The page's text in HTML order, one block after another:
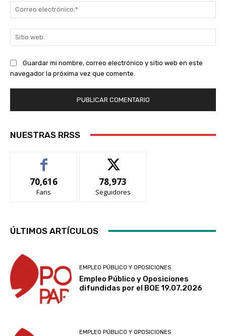
Guardar mi nombre, correo electrónico y sitio web en este
navegador la próxima vez que comente.
NUESTRAS RRSS
70,616
Fans
78,973
Seguidores
ÚLTIMOS ARTÍCULOS
EMPLEO PÚBLICO Y OPOSICIONES
Empleo Público y Oposiciones
difundidas por el BOE 19.07.2026
EMPLEO PÚBLICO Y OPOSICIONES